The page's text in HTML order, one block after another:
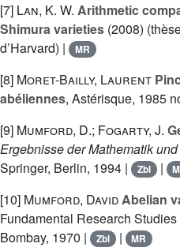
[7] Lan, K. W. Arithmetic
Shimura varieties (2008)
d’Harvard) |
MR
[8] Moret-Bailly, Laurent
abéliennes, Astérisque, 1985
[9] Mumford, D.; Fogarty, J.
Ergebnisse der Mathematik
Springer, Berlin, 1994 |
Zbl |
[10] Mumford, DavidAbelian
Fundamental Research
Bombay, 1970 |
Zbl | MR